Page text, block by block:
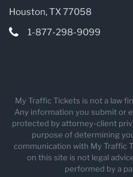
Houston, TX 77058
1-877-298-9099
My Traffic Tickets is not a law
Any information you submit or
protected by attorney-client
purpose of determining
communication with My Traffic
on this site is not legal
performed by a